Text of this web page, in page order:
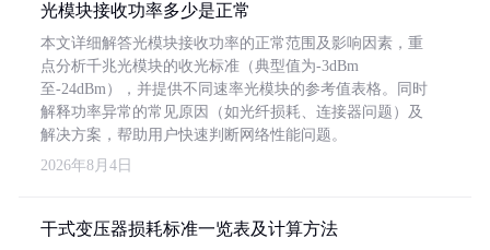
光模块接收功率多少是正常
本文详细解答光模块接收功率的正常范围及影响因素，重
点分析千兆光模块的收光标准（典型值为-3dBm
至-24dBm），并提供不同速率光模块的参考值表格。同时
解释功率异常的常见原因（如光纤损耗、连接器问题）及
解决方案，帮助用户快速判断网络性能问题。
2026年8月4日
干式变压器损耗标准一览表及计算方法